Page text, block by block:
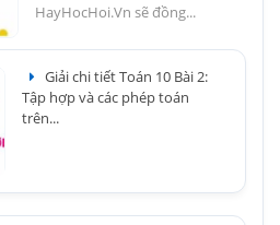
HayHocHoi.Vn sẽ đồng...
Giải chi tiết Toán 10 Bài 2:
Tập hợp và các phép toán
trên...